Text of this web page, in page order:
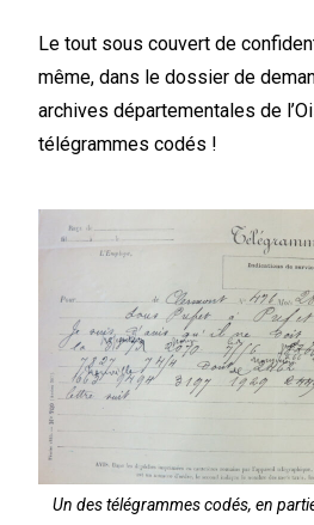
Le tout sous couvert de
même, dans le dossier de
archives départementales de
télégrammes codés !
Un des télégrammes codés, en